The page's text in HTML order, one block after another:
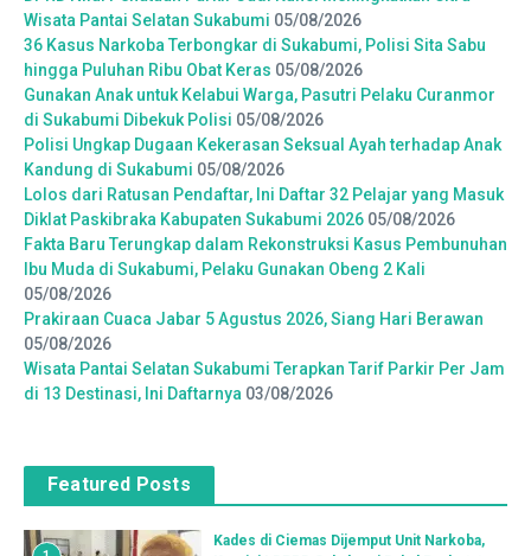
Wisata Pantai Selatan Sukabumi 05/08/2026
36 Kasus Narkoba Terbongkar di Sukabumi, Polisi Sita Sabu
hingga Puluhan Ribu Obat Keras 05/08/2026
Gunakan Anak untuk Kelabui Warga, Pasutri Pelaku Curanmor
di Sukabumi Dibekuk Polisi 05/08/2026
Polisi Ungkap Dugaan Kekerasan Seksual Ayah terhadap Anak
Kandung di Sukabumi 05/08/2026
Lolos dari Ratusan Pendaftar, Ini Daftar 32 Pelajar yang Masuk
Diklat Paskibraka Kabupaten Sukabumi 2026 05/08/2026
Fakta Baru Terungkap dalam Rekonstruksi Kasus Pembunuhan
Ibu Muda di Sukabumi, Pelaku Gunakan Obeng 2 Kali
05/08/2026
Prakiraan Cuaca Jabar 5 Agustus 2026, Siang Hari Berawan
05/08/2026
Wisata Pantai Selatan Sukabumi Terapkan Tarif Parkir Per Jam
di 13 Destinasi, Ini Daftarnya 03/08/2026
Featured Posts
Kades di Ciemas Dijemput Unit Narkoba,